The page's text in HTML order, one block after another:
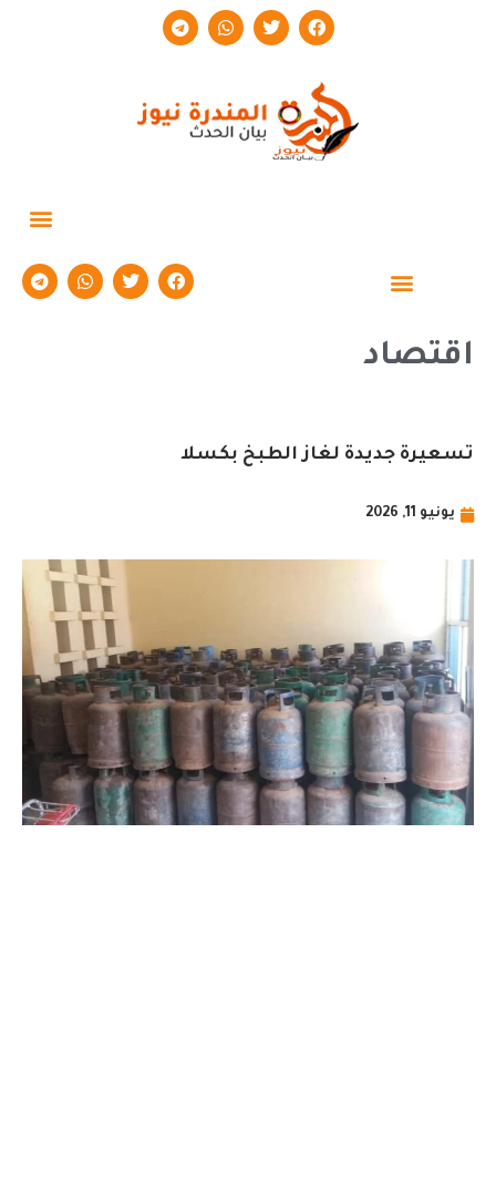
اقتصاد
تسعيرة جديدة لغاز الطبخ بكسلا
يونيو 11, 2026